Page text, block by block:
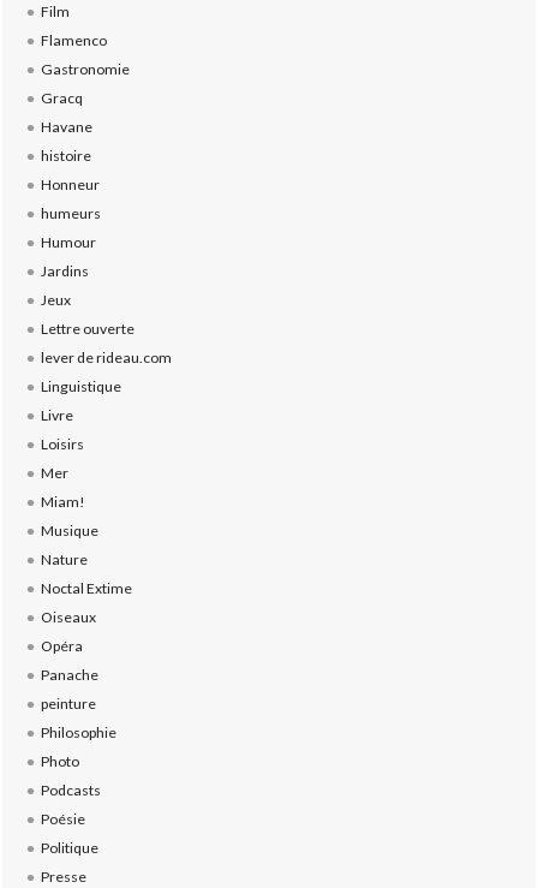
Film
Flamenco
Gastronomie
Gracq
Havane
histoire
Honneur
humeurs
Humour
Jardins
Jeux
Lettre ouverte
lever de rideau.com
Linguistique
Livre
Loisirs
Mer
Miam!
Musique
Nature
Noctal Extime
Oiseaux
Opéra
Panache
peinture
Philosophie
Photo
Podcasts
Poésie
Politique
Presse